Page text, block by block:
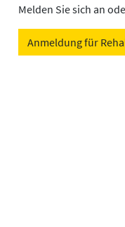
Melden Sie sich an
Anmeldung für